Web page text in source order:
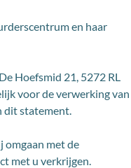
en haar
Hoefsmid 21, 5272 RL
voor de verwerking van
dit statement.
omgaan met de
met u verkrijgen.